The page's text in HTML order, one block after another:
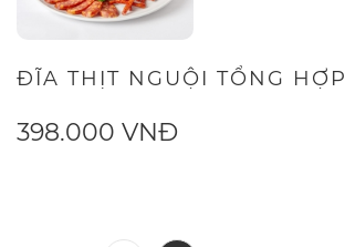
ĐĨA THỊT NGUỘI TỔNG HỢP
398.000 VNĐ